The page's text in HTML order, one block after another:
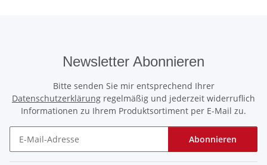
Newsletter Abonnieren
Bitte senden Sie mir entsprechend Ihrer
Datenschutzerklärung regelmäßig und jederzeit widerruflich
Informationen zu Ihrem Produktsortiment per E-Mail zu.
Abonnieren